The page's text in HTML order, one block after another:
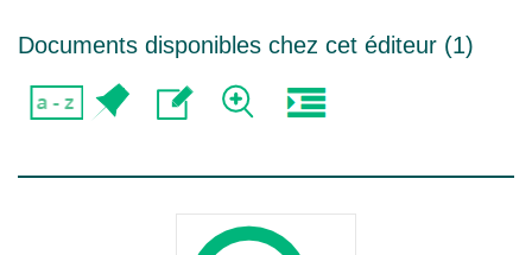
Documents disponibles chez cet éditeur (1)